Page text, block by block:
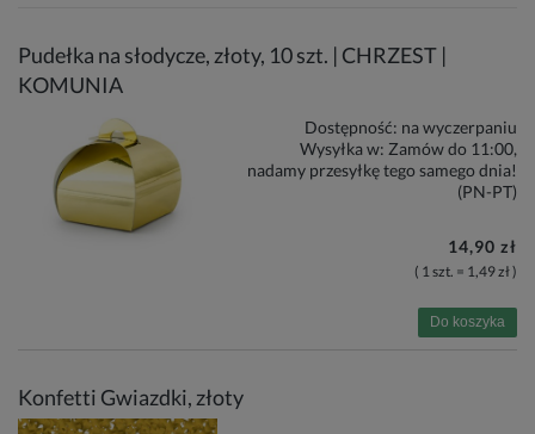
Pudełka na słodycze, złoty, 10 szt. | CHRZEST |
KOMUNIA
Dostępność: na wyczerpaniu
Wysyłka w: Zamów do 11:00,
nadamy przesyłkę tego samego dnia!
(PN-PT)
14,90 zł
( 1 szt. = 1,49 zł )
Do koszyka
Konfetti Gwiazdki, złoty